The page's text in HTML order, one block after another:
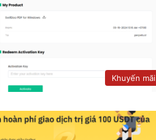
Khuyến mãi